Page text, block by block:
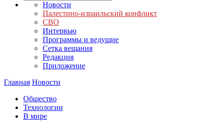
Новости
Палестино-израильский конфликт
СВО
Интервью
Программы и ведущие
Сетка вещания
Редакция
Приложение
Главная Новости
Общество
Технологии
В мире